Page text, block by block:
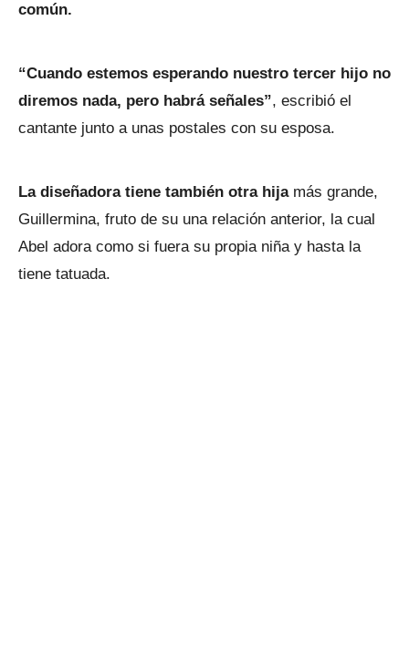
común.
“Cuando estemos esperando nuestro tercer hijo no
diremos nada, pero habrá señales”, escribió el
cantante junto a unas postales con su esposa.
La diseñadora tiene también otra hijamás grande,
Guillermina, fruto de su una relación anterior, la cual
Abel adora como si fuera su propia niña y hasta la
tiene tatuada.